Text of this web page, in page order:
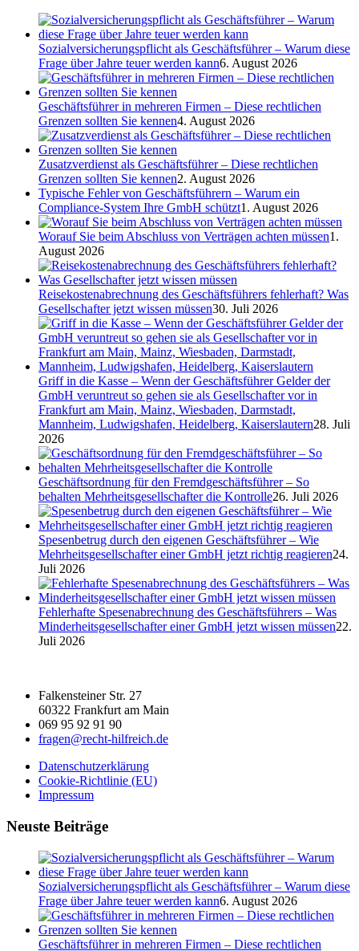
Sozialversicherungspflicht als Geschäftsführer – Warum diese
Frage über Jahre teuer werden kann6. August 2026
Geschäftsführer in mehreren Firmen – Diese rechtlichen
Grenzen sollten Sie kennen4. August 2026
Zusatzverdienst als Geschäftsführer – Diese rechtlichen
Grenzen sollten Sie kennen2. August 2026
Typische Fehler von Geschäftsführern – Warum ein
Compliance-System Ihre GmbH schützt1. August 2026
Worauf Sie beim Abschluss von Verträgen achten müssen1.
August 2026
Reisekostenabrechnung des Geschäftsführers fehlerhaft? Was
Gesellschafter jetzt wissen müssen30. Juli 2026
Griff in die Kasse – Wenn der Geschäftsführer Gelder der
GmbH veruntreut so gehen sie als Gesellschafter vor in
Frankfurt am Main, Mainz, Wiesbaden, Darmstadt,
Mannheim, Ludwigshafen, Heidelberg, Kaiserslautern28. Juli
2026
Geschäftsordnung für den Fremdgeschäftsführer – So
behalten Mehrheitsgesellschafter die Kontrolle26. Juli 2026
Spesenbetrug durch den eigenen Geschäftsführer – Wie
Mehrheitsgesellschafter einer GmbH jetzt richtig reagieren24.
Juli 2026
Fehlerhafte Spesenabrechnung des Geschäftsführers – Was
Minderheitsgesellschafter einer GmbH jetzt wissen müssen22.
Juli 2026
Falkensteiner Str. 27
60322 Frankfurt am Main
069 95 92 91 90
fragen@recht-hilfreich.de
Datenschutzerklärung
Cookie-Richtlinie (EU)
Impressum
Neuste Beiträge
Sozialversicherungspflicht als Geschäftsführer – Warum diese
Frage über Jahre teuer werden kann6. August 2026
Geschäftsführer in mehreren Firmen – Diese rechtlichen